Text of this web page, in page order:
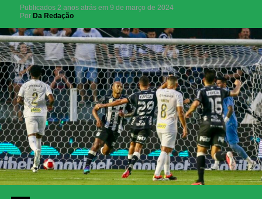
Publicados 2 anos atrás em 9 de março de 2024
Por Da Redação